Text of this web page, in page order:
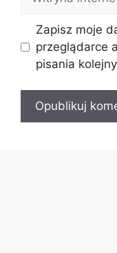
Zapisz moje
przeglądarce
pisania